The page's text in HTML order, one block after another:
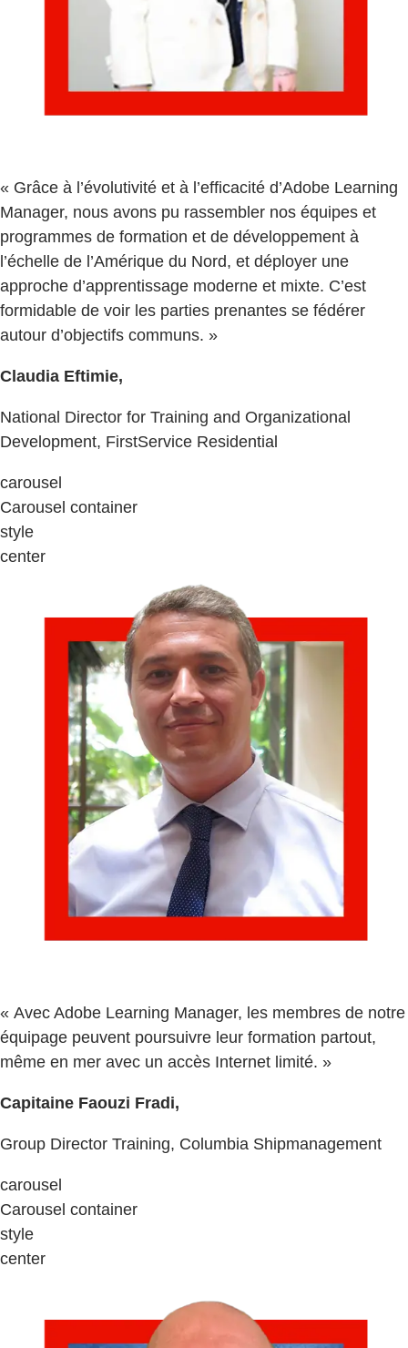
« Grâce à l’évolutivité et à l’efficacité d’Adobe Learning
Manager, nous avons pu rassembler nos équipes et
programmes de formation et de développement à
l’échelle de l’Amérique du Nord, et déployer une
approche d’apprentissage moderne et mixte. C’est
formidable de voir les parties prenantes se fédérer
autour d’objectifs communs. »
Claudia Eftimie,
National Director for Training and Organizational
Development, FirstService Residential
carousel
Carousel container
style
center
« Avec Adobe Learning Manager, les membres de notre
équipage peuvent poursuivre leur formation partout,
même en mer avec un accès Internet limité. »
Capitaine Faouzi Fradi,
Group Director Training, Columbia Shipmanagement
carousel
Carousel container
style
center